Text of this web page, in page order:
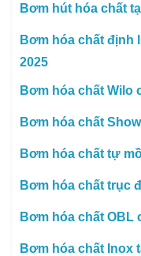
Bơm hút hóa chất
Bơm hóa chất định
2025
Bơm hóa chất Wilo
Bơm hóa chất
Bơm hóa chất tự
Bơm hóa chất trục
Bơm hóa chất OBL
Bơm hóa chất Inox